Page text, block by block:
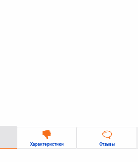
Характеристики Отзывы